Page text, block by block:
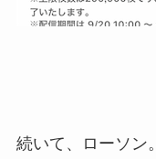
続いて、ローソン。